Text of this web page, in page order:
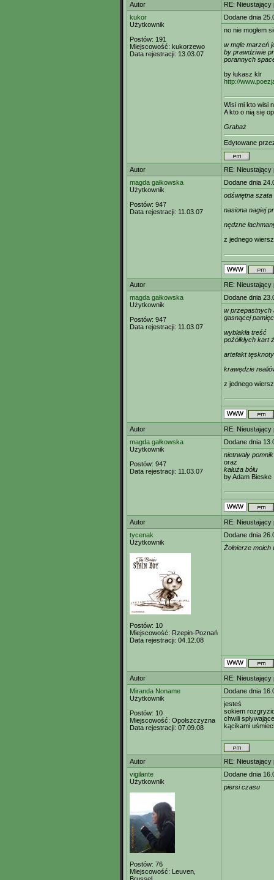
Autor
RE: Nieustający
kukor
Użytkownik
Postów: 191
Miejscowość: kukorzewo
Data rejestracji: 13.03.07
Dodane dnia
no nie mogłem
w mgle marzeń
by prawdziwie
porannych
by łukasz klr
http://
Wisi mi kto wisi
A kto o nią się
Grabaż
Edytowane
Autor
RE: Nieustający
magda gałkowska
Użytkownik
Postów: 947
Data rejestracji: 11.03.07
Dodane dnia
odświętna
nasiona nagiej
nędzne
z jednego
Autor
RE: Nieustający
magda gałkowska
Użytkownik
Postów: 947
Data rejestracji: 11.03.07
Dodane dnia
w przepastnych
gasnącej
wyblakła treść
pożółkłych kart
artefakt tęsknoty
krawędzie
z jednego
Autor
RE: Nieustający
magda gałkowska
Użytkownik
Postów: 947
Data rejestracji: 11.03.07
Dodane dnia
nietrwały
oraz
kałuża bólu
by Adam Bieske
Autor
RE: Nieustający
tycenak
Użytkownik
Postów: 10
Miejscowość: Rzepin-Poznań
Data rejestracji: 04.12.08
Dodane dnia
Żołnierze
Autor
RE: Nieustający
Miranda Noname
Użytkownik
Postów: 10
Miejscowość: Opolszczyzna
Data rejestracji: 07.09.08
Dodane dnia
jesteś
sokiem
chwili
kącikami
Autor
RE: Nieustający
vigilante
Użytkownik
Postów: 76
Miejscowość: Leuven,
Dodane dnia
piersi czasu